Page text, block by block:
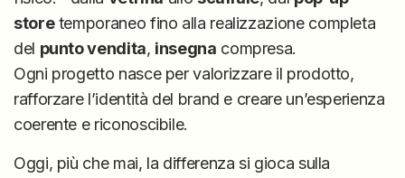
storetemporaneo fino alla realizzazione completa
del punto vendita, insegna compresa.
Ogni progetto nasce per valorizzare il prodotto,
rafforzare l’identità del brand e creare un’esperienza
coerente e riconoscibile.
Oggi, più che mai, la differenza si gioca sulla